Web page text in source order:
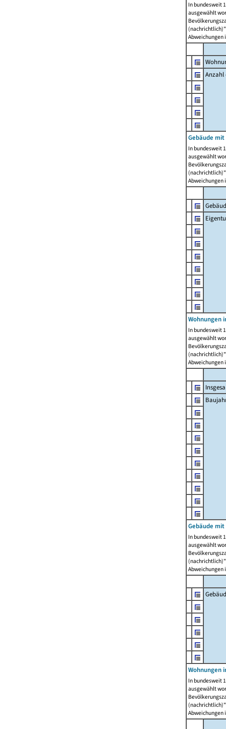
In bundesweit
ausgewählt
Abweichungen
Anzahl
Gebäude
In bundesweit
ausgewählt
Abweichungen
Wohnungen
In bundesweit
ausgewählt
Abweichungen
Gebäude mit
In bundesweit
ausgewählt
Abweichungen
Wohnungen
In bundesweit
ausgewählt
Abweichungen